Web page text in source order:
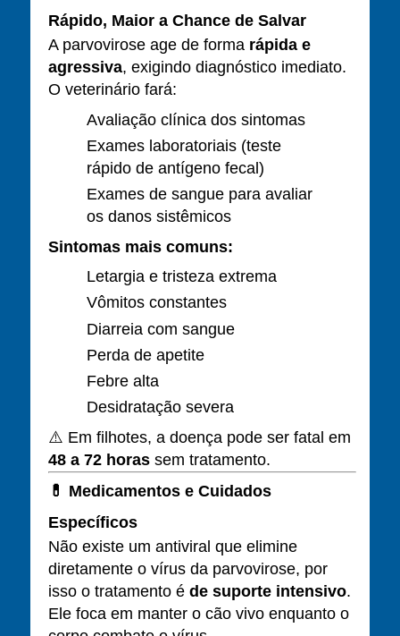
Rápido, Maior a Chance de Salvar
A parvovirose age de forma rápida e
agressiva, exigindo diagnóstico imediato.
O veterinário fará:
Avaliação clínica dos sintomas
Exames laboratoriais (teste
rápido de antígeno fecal)
Exames de sangue para avaliar
os danos sistêmicos
Sintomas mais comuns:
Letargia e tristeza extrema
Vômitos constantes
Diarreia com sangue
Perda de apetite
Febre alta
Desidratação severa
⚠️ Em filhotes, a doença pode ser fatal em
48 a 72 horas sem tratamento.
💊 Medicamentos e Cuidados
Específicos
Não existe um antiviral que elimine
diretamente o vírus da parvovirose, por
isso o tratamento é de suporte intensivo.
Ele foca em manter o cão vivo enquanto o